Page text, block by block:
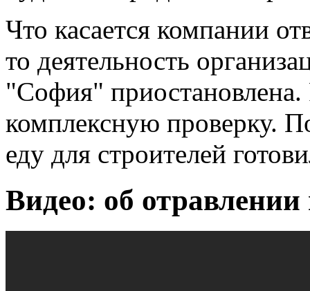
Что касается компании
то деятельность
"София" приостановлена.
комплексную проверку.
еду для строителей
Видео: об